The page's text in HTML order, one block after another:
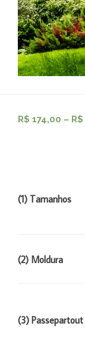
R$ 174,00 – R$
(1) Tamanhos
(2) Moldura
(3) Passepartout